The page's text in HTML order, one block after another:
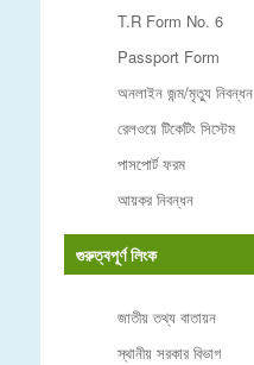
T.R Form No. 6
Passport Form
অনলাইন জন্ম/মৃত্যু নিবন্ধন
রেলওয়ে টিকেটিং সিস্টেম
পাসপোর্ট ফরম
আয়কর নিবন্ধন
গুরুত্বপূর্ণ লিংক
জাতীয় তথ্য বাতায়ন
স্থানীয় সরকার বিভাগ